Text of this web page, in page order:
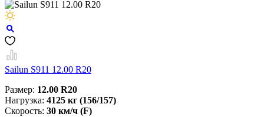
Sailun S911 12.00 R20
Размер: 12.00 R20
Нагрузка: 4125 кг (156/157)
Скорость: 30 км/ч (F)